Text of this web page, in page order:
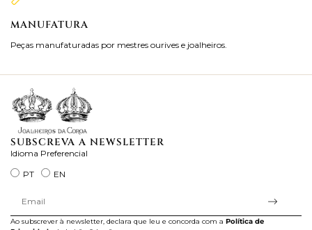
MANUFATURA
Peças manufaturadas por mestres ourives e joalheiros.
SUBSCREVA A NEWSLETTER
Idioma Preferencial
PT
EN
Ao subscrever à newsletter, declara que leu e concorda com a Política de